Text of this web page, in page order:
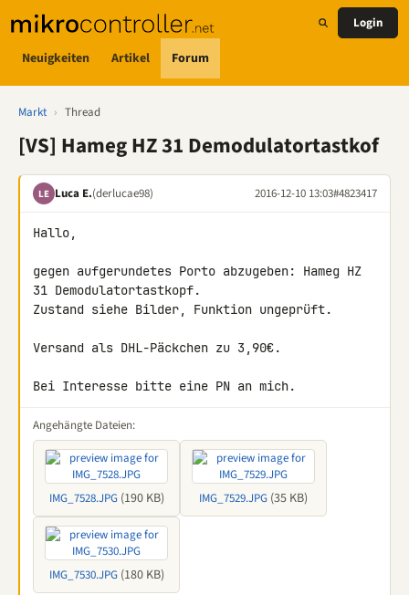
Neuigkeiten Artikel Forum
Login
Markt › Thread
[VS] Hameg HZ 31 Demodulatortastkof
LE Luca E.(derlucae98) 2016-12-10 13:03#4823417
Hallo,
gegen aufgerundetes Porto abzugeben: Hameg HZ
31 Demodulatortastkopf.
Zustand siehe Bilder, Funktion ungeprüft.
Versand als DHL-Päckchen zu 3,90€.
Bei Interesse bitte eine PN an mich.
Angehängte Dateien:
IMG_7528.JPG(190 KB) IMG_7529.JPG (35 KB)
IMG_7530.JPG(180 KB)